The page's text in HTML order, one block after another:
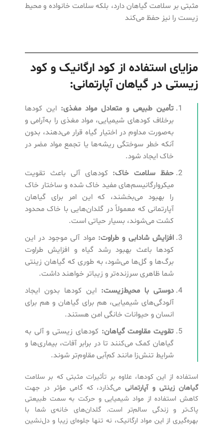
مثبتی بر سلامت گیاهان دارد، بلکه سلامت خانواده و محیط
زیست را نیز حفظ می‌کند
مزایای استفاده از کود ارگانیک و کود
زیستی در گیاهان آپارتمانی:
تأمین طبیعی و متعادل مواد مغذی: این کودها
برخلاف کودهای شیمیایی، مواد مغذی را به‌آرامی و
به‌صورت مداوم در اختیار گیاه قرار می‌دهند، بدون
آنکه خطر سوختگی ریشه‌ها یا تجمع مواد مضر در
خاک ایجاد شود.
حفظ سلامت خاک: کودهای آلی باعث تقویت
میکروارگانیسم‌های مفید خاک شده و ساختار خاک
را بهبود می‌بخشند، که این امر برای گیاهان
آپارتمانی که معمولاً در گلدان‌هایی با خاک محدود
کشت می‌شوند، بسیار حیاتی است.
افزایش شادابی و طراوت: مواد آلی موجود در این
کودها باعث بهبود رشد گیاه و افزایش طراوت
برگ‌ها و گل‌ها می‌شود، به طوری که گیاهان زینتی
شما ظاهری سرزنده‌تر و زیباتر خواهند داشت.
دوستی با محیط‌زیست: این کودها بدون ایجاد
آلودگی‌های شیمیایی، هم برای گیاهان و هم برای
انسان و حیوانات خانگی امن هستند.
تقویت مقاومت گیاهان: کودهای زیستی و آلی به
گیاهان کمک می‌کنند تا در برابر آفات، بیماری‌ها و
شرایط تنش‌زا مانند کم‌آبی مقاوم‌تر شوند.
استفاده از این کودها، علاوه بر تأثیرات مثبتی که بر سلامت
گیاهان زینتی و آپارتمانیمی‌گذارد، که گامی مؤثر در جهت
کاهش استفاده از مواد شیمیایی و حرکت به سمت طبیعتی
پاک‌تر و زندگی سالم‌تر است. گلدان‌های خانه‌ی شما با
بهره‌گیری از این مواد ارگانیک، نه تنها جلوه‌ای زیبا و دل‌نشین